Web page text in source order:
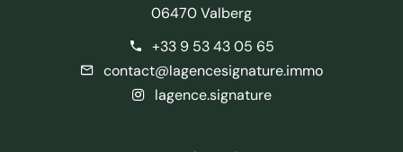
06470 Valberg
+33 9 53 43 05 65
contact@lagencesignature.immo
lagence.signature